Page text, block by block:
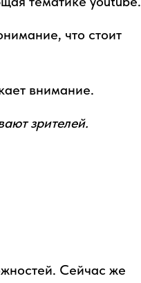
что стоит
внимание.
зрителей.
Сейчас же